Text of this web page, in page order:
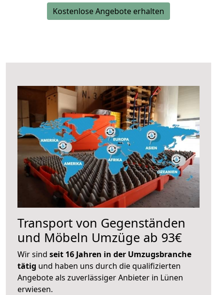
Kostenlose Angebote erhalten
Transport von Gegenständen
und Möbeln Umzüge ab 93€
Wir sind seit 16 Jahren in der Umzugsbranche
tätig und haben uns durch die qualifizierten
Angebote als zuverlässiger Anbieter in Lünen
erwiesen.